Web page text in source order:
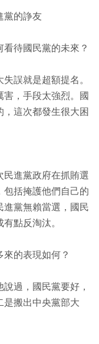
黨的諍友
待國民黨的未來？
誤就是超額提名。
，手段太強烈。國
這次都發生很大困
進黨政府在抓賄選
包括掩護他們自己的
進黨無賴當選，國民
點反淘汰。
的表現如何？
過，國民黨要好，
是搬出中央黨部大